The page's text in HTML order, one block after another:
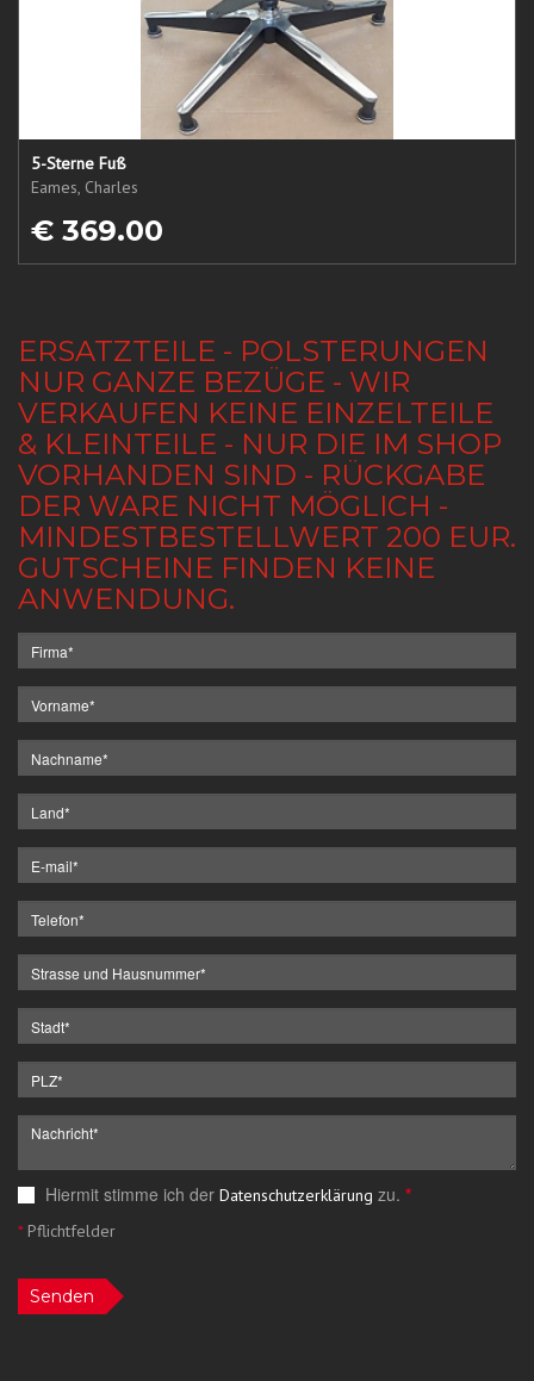
5-Sterne Fuß
Eames, Charles
€ 369.00
ERSATZTEILE - POLSTERUNGEN
NUR GANZE BEZÜGE - WIR
VERKAUFEN KEINE EINZELTEILE
& KLEINTEILE - NUR DIE IM SHOP
VORHANDEN SIND - RÜCKGABE
DER WARE NICHT MÖGLICH -
MINDESTBESTELLWERT 200 EUR.
GUTSCHEINE FINDEN KEINE
ANWENDUNG.
Hiermit stimme ich der Datenschutzerklärung zu. *
*Pflichtfelder
Senden